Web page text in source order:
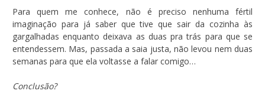
Para quem me conhece, não é preciso nenhuma fértil
imaginação para já saber que tive que sair da cozinha às
gargalhadas enquanto deixava as duas pra trás para que se
entendessem. Mas, passada a saia justa, não levou nem duas
semanas para que ela voltasse a falar comigo…
Conclusão?